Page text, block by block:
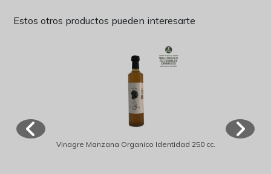
Estos otros productos pueden interesarte
Vinagre Manzana Organico Identidad 250 cc.